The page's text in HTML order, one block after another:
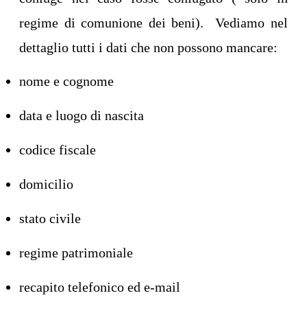
regime di comunione dei beni). Vediamo nel
dettaglio tutti i dati che non possono mancare:
nome e cognome
data e luogo di nascita
codice fiscale
domicilio
stato civile
regime patrimoniale
recapito telefonico ed e-mail